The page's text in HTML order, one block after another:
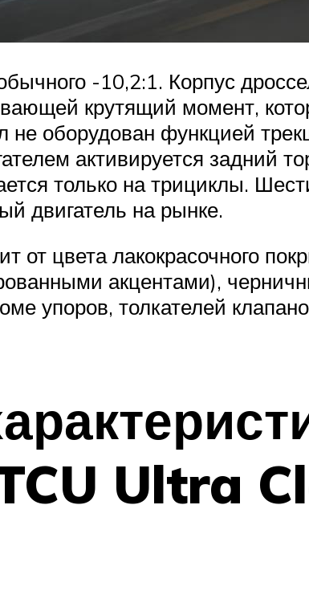
-10,2:1. Корпус
крутящий момент,
не оборудован функцией
активируется задний
только на трициклы.
двигатель на рынке.
от цвета лакокрасочного
акцентами),
упоров, толкателей
Ultra